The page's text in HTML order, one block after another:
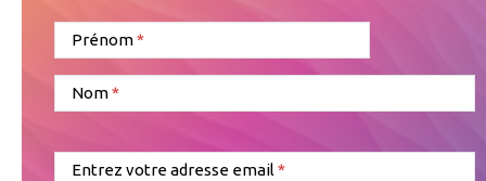
Prénom
Nom
Entrez votre adresse email